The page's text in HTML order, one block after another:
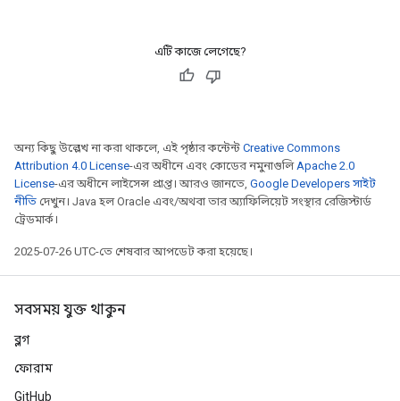
এটি কাজে লেগেছে?
অন্য কিছু উল্লেখ না করা থাকলে, এই পৃষ্ঠার কন্টেন্ট Creative Commons
Attribution 4.0 License-এর অধীনে এবং কোডের নমুনাগুলিApache 2.0
License-এর অধীনে লাইসেন্স প্রাপ্ত। আরও জানতে, Google Developers সাইট
নীতি দেখুন। Java হল Oracle এবং/অথবা তার অ্যাফিলিয়েট সংস্থার রেজিস্টার্ড
ট্রেডমার্ক।
2025-07-26 UTC-তে শেষবার আপডেট করা হয়েছে।
সবসময় যুক্ত থাকুন
ব্লগ
ফোরাম
GitHub